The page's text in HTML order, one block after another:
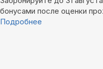
бонусами после оценки
Подробнее